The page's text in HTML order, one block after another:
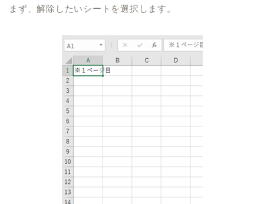
まず、解除したいシートを選択します。